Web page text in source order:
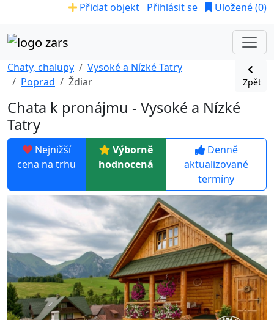
Přidat objekt Přihlásit se Uložené (0)
Chaty, chalupy
Vysoké a Nízké Tatry
Poprad
Ždiar Zpět
Chata k pronájmu - Vysoké a Nízké
Tatry
Nejnižší
cena na trhu
Výborně
hodnocená
Denně
aktualizované
termíny